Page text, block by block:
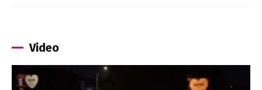
Video